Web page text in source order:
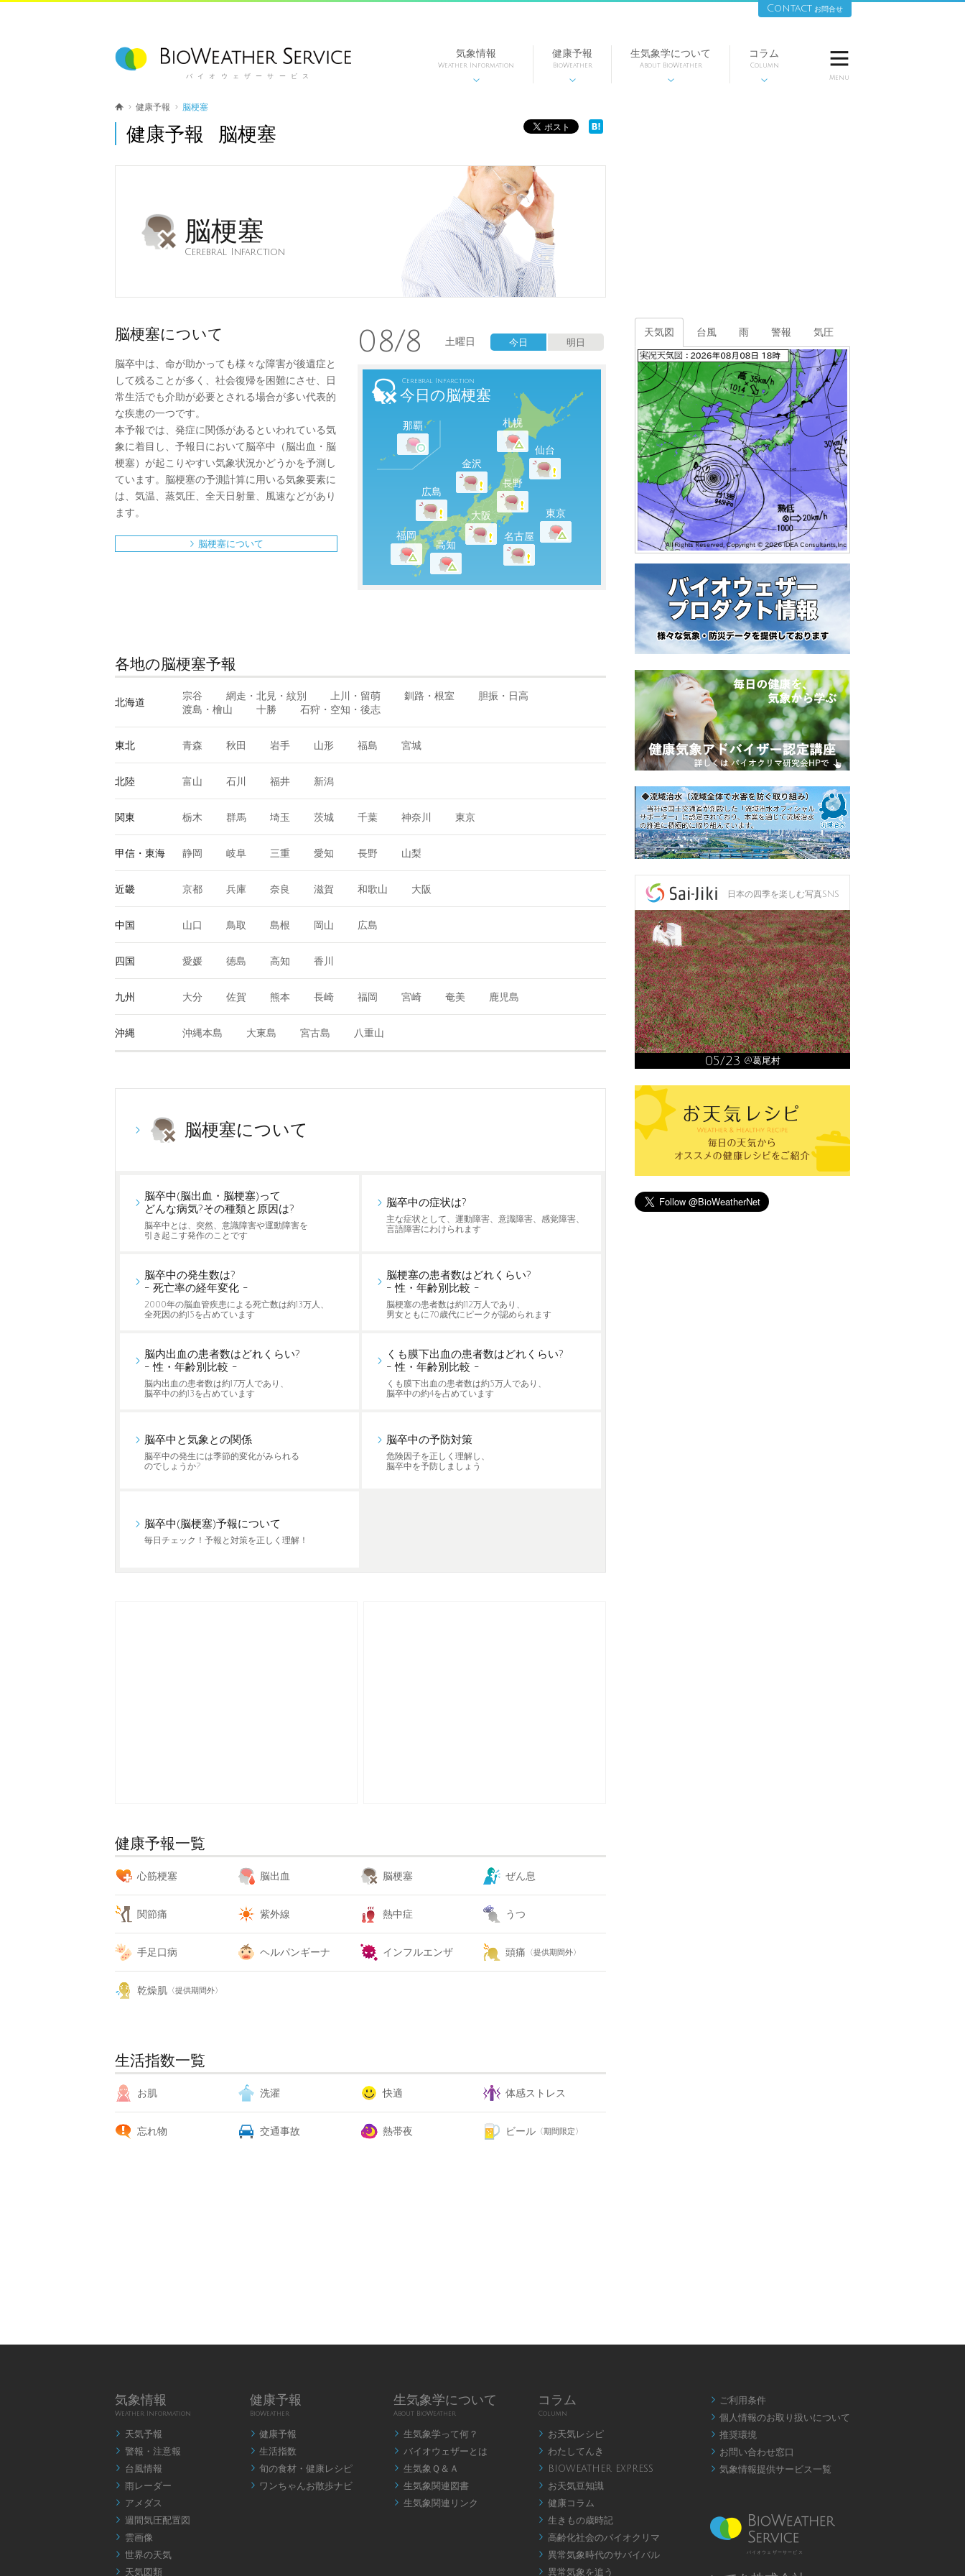
バイオウェザーサービス
気象情報
Weather Information

健康予報
BioWeather

生気象学について
About BioWeather

コラム
Column


Menu
健康予報 脳梗塞
健康予報 脳梗塞
脳梗塞
Cerebral Infarction
脳梗塞について
脳卒中は、命が助かっても様々な障害が後遺症と
して残ることが多く、社会復帰を困難にさせ、日
常生活でも介助が必要とされる場合が多い代表的
な疾患の一つです。
本予報では、発症に関係があるといわれている気
象に着目し、予報日において脳卒中（脳出血・脳
梗塞）が起こりやすい気象状況かどうかを予測し
ています。脳梗塞の予測計算に用いる気象要素に
は、気温、蒸気圧、全天日射量、風速などがあり
ます。
 脳梗塞について
08/8 土曜日 今日 明日
Cerebral Infarction
今日の脳梗塞
札幌
仙台
金沢
東京
長野
名古屋
大阪
広島
高知
福岡
那覇
各地の脳梗塞予報
北海道
宗谷 網走・北見・紋別 上川・留萌 釧路・根室
胆振・日高
渡島・檜山
十勝 石狩・空知・後志
東北 青森 秋田 岩手 山形 福島 宮城
北陸 富山 石川 福井 新潟
関東 栃木 群馬 埼玉 茨城 千葉 神奈川 東京
甲信・東海 静岡 岐阜 三重 愛知 長野 山梨
近畿 京都 兵庫 奈良 滋賀 和歌山 大阪
中国 山口 鳥取 島根 岡山 広島
四国 愛媛 徳島 高知 香川
九州 大分 佐賀 熊本 長崎 福岡 宮崎 奄美 鹿児島
沖縄 沖縄本島 大東島 宮古島 八重山
脳梗塞について
脳卒中(脳出血・脳梗塞)って
どんな病気?その種類と原因は?
脳卒中とは、突然、意識障害や運動障害を
引き起こす発作のことです
脳卒中の症状は?
主な症状として、運動障害、意識障害、感覚障害、
言語障害にわけられます
脳卒中の発生数は?
- 死亡率の経年変化 -
2000年の脳血管疾患による死亡数は約13万人、
全死因の約15を占めています
脳梗塞の患者数はどれくらい?
- 性・年齢別比較 -
脳梗塞の患者数は約112万人であり、
男女ともに70歳代にピークが認められます
脳内出血の患者数はどれくらい?
- 性・年齢別比較 -
脳内出血の患者数は約17万人であり、
脳卒中の約13を占めています
くも膜下出血の患者数はどれくらい?
- 性・年齢別比較 -
くも膜下出血の患者数は約5万人であり、
脳卒中の約4を占めています
脳卒中と気象との関係
脳卒中の発生には季節的変化がみられる
のでしょうか?
脳卒中の予防対策
危険因子を正しく理解し、
脳卒中を予防しましょう
脳卒中(脳梗塞)予報について
毎日チェック！予報と対策を正しく理解！
健康予報一覧
心筋梗塞 脳出血 脳梗塞 ぜん息
関節痛 紫外線 熱中症 うつ
手足口病 ヘルパンギーナ インフルエンザ 頭痛 〈提供期間外〉
乾燥肌 〈提供期間外〉
生活指数一覧
お肌 洗濯 快適 体感ストレス
忘れ物 交通事故 熱帯夜 ビール 〈期間限定〉
天気図 台風 雨 警報 気圧
日本の四季を楽しむ写真SNS
05/23 @葛尾村
気象情報
Weather Information
 天気予報
 警報・注意報
 台風情報
 雨レーダー
 アメダス
 週間気圧配置図
 雲画像
 世界の天気
 天気図類
健康予報
BioWeather
 健康予報
 生活指数
 旬の食材・健康レシピ
 ワンちゃんお散歩ナビ
生気象学について
About BioWeather
 生気象学って何？
 バイオウェザーとは
 生気象Ｑ＆Ａ
 生気象関連図書
 生気象関連リンク
コラム
Column
 お天気レシピ
 わたしてんき
 BIOWEATHER EXPRESS
 お天気豆知識
 健康コラム
 生きもの歳時記
 高齢化社会のバイオクリマ
 異常気象時代のサバイバル
 異常気象を追う
 ご利用条件
 個人情報のお取り扱いについて
 推奨環境
 お問い合わせ窓口
 気象情報提供サービス一覧
バイオウェザーサービス
Contact お問合せ